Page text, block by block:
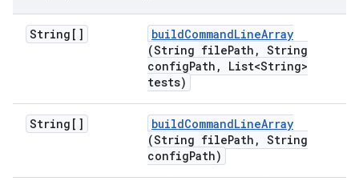
String[] buildCommandLineArray
(String filePath , String
configPath ,
List<String>
tests)
String[] buildCommandLineArray
(String filePath , String
configPath)